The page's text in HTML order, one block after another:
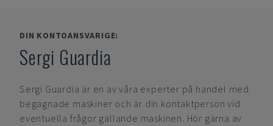
DIN KONTOANSVARIGE:
Sergi Guardia
Sergi Guardia är en av våra experter på handel med
begagnade maskiner och är din kontaktperson vid
eventuella frågor gällande maskinen. Hör gärna av